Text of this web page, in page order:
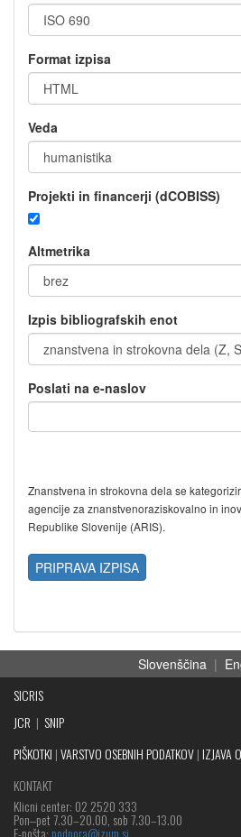
Format izpisa
Veda
Projekti in financerji (dCOBISS)
Altmetrika
Izpis bibliografskih enot
Poslati na e-naslov
Znanstvena in strokovna dela se
agencije za znanstvenoraziskovalno in
Republike Slovenije (ARIS).
PRIPRAVA IZPISA
Slovenščina |
SICRIS
JCR | SNIP
PIŠKOTKI |VARSTVO OSEBNIH PODATKOV| IZJAVA
KONTAKT
Klicni center: 02 2520 333
Pon‒pet 7.30–20.00, sob 7.30–13.00
E-pošta: podpora@izum.si